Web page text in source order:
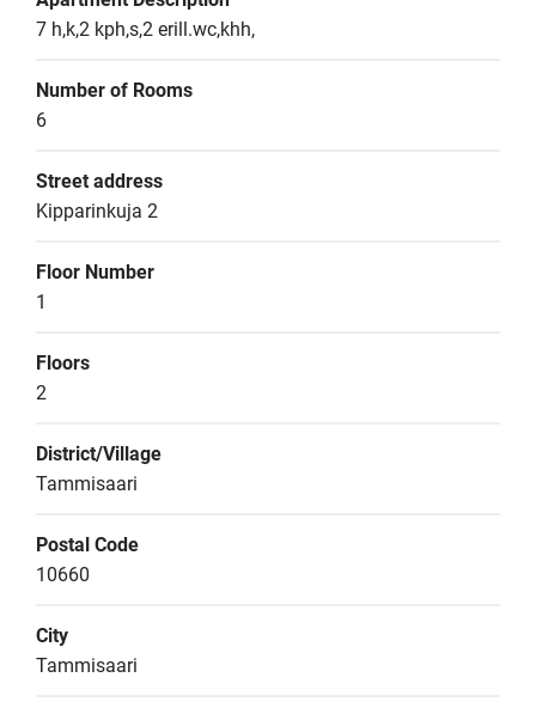
7 h,k,2 kph,s,2 erill.wc,khh,
Number of Rooms
6
Street address
Kipparinkuja 2
Floor Number
1
Floors
2
District/Village
Tammisaari
Postal Code
10660
City
Tammisaari